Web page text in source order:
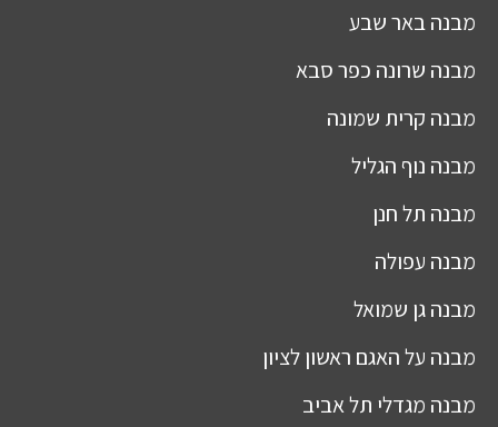
מבנהבאר שבע
מבנה שרונה כפר סבא
מבנה קרית שמונה
מבנה נוף הגליל
מבנה תל חנן
מבנה עפולה
מבנהגן שמואל
מבנה על האגם ראשון לציון
מבנה מגדלי תל אביב